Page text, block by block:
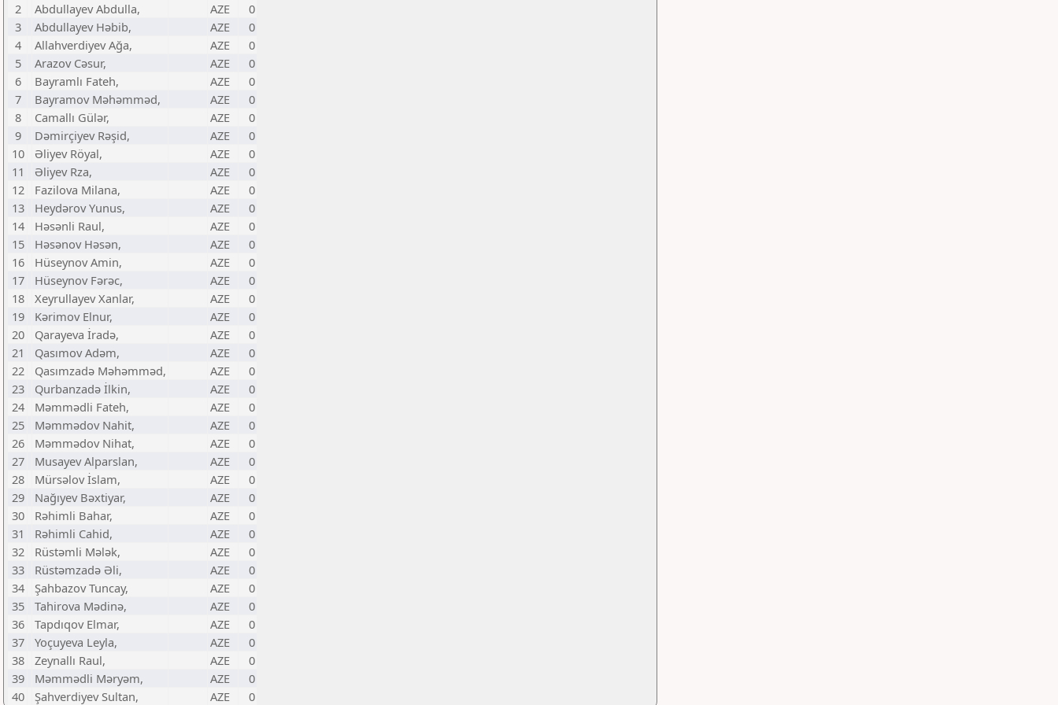
2
Abdullayev Abdulla, AZE
0
3
Abdullayev Həbib, AZE
0
4
Allahverdiyev Ağa, AZE
0
5
Arazov Cəsur, AZE
0
6
Bayramlı Fateh, AZE
0
7
Bayramov Məhəmməd, AZE
0
8
Camallı Gülər, AZE
0
9
Dəmirçiyev Rəşid, AZE
0
10
Əliyev Röyal, AZE
0
11
Əliyev Rza, AZE
0
12
Fazilova Milana, AZE
0
13
Heydərov Yunus, AZE
0
14
Həsənli Raul, AZE
0
15
Həsənov Həsən, AZE
0
16
Hüseynov Amin, AZE
0
17
Hüseynov Fərəc, AZE
0
18
Xeyrullayev Xanlar, AZE
0
19
Kərimov Elnur, AZE
0
20
Qarayeva İradə, AZE
0
21
Qasımov Adəm, AZE
0
22
Qasımzadə Məhəmməd, AZE
0
23
Qurbanzadə İlkin, AZE
0
24
Məmmədli Fateh, AZE
0
25
Məmmədov Nahit, AZE
0
26
Məmmədov Nihat, AZE
0
27
Musayev Alparslan, AZE
0
28
Mürsəlov İslam, AZE
0
29
Nağıyev Bəxtiyar, AZE
0
30
Rəhimli Bahar, AZE
0
31
Rəhimli Cahid, AZE
0
32
Rüstəmli Mələk, AZE
0
33
Rüstəmzadə Əli, AZE
0
34
Şahbazov Tuncay, AZE
0
35
Tahirova Mədinə, AZE
0
36
Tapdıqov Elmar, AZE
0
37
Yoçuyeva Leyla, AZE
0
38
Zeynallı Raul, AZE
0
39
Məmmədli Məryəm, AZE
0
40
Şahverdiyev Sultan, AZE 0